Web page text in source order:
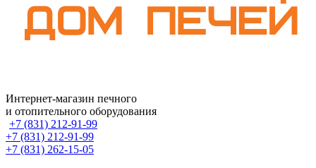
Интернет-магазин печного
и отопительного оборудования
+7 (831) 212-91-99
+7 (831) 212-91-99
+7 (831) 262-15-05